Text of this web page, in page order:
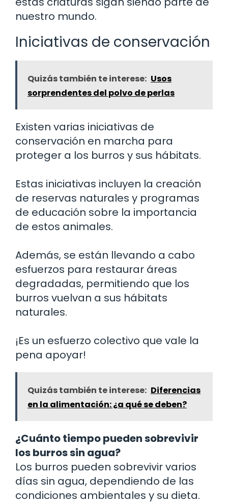
nuestro mundo.
Iniciativas de conservación
Quizás también te interese: Usos
sorprendentes del polvo de perlas
Existen varias iniciativas de
conservación en marcha para
proteger a los burros y sus hábitats.
Estas iniciativas incluyen la creación
de reservas naturales y programas
de educación sobre la importancia
de estos animales.
Además, se están llevando a cabo
esfuerzos para restaurar áreas
degradadas, permitiendo que los
burros vuelvan a sus hábitats
naturales.
¡Es un esfuerzo colectivo que vale la
pena apoyar!
Quizás también te interese: Diferencias
en la alimentación: ¿a qué se deben?
¿Cuánto tiempo pueden sobrevivir
los burros sin agua?
Los burros pueden sobrevivir varios
días sin agua, dependiendo de las
condiciones ambientales y su dieta.